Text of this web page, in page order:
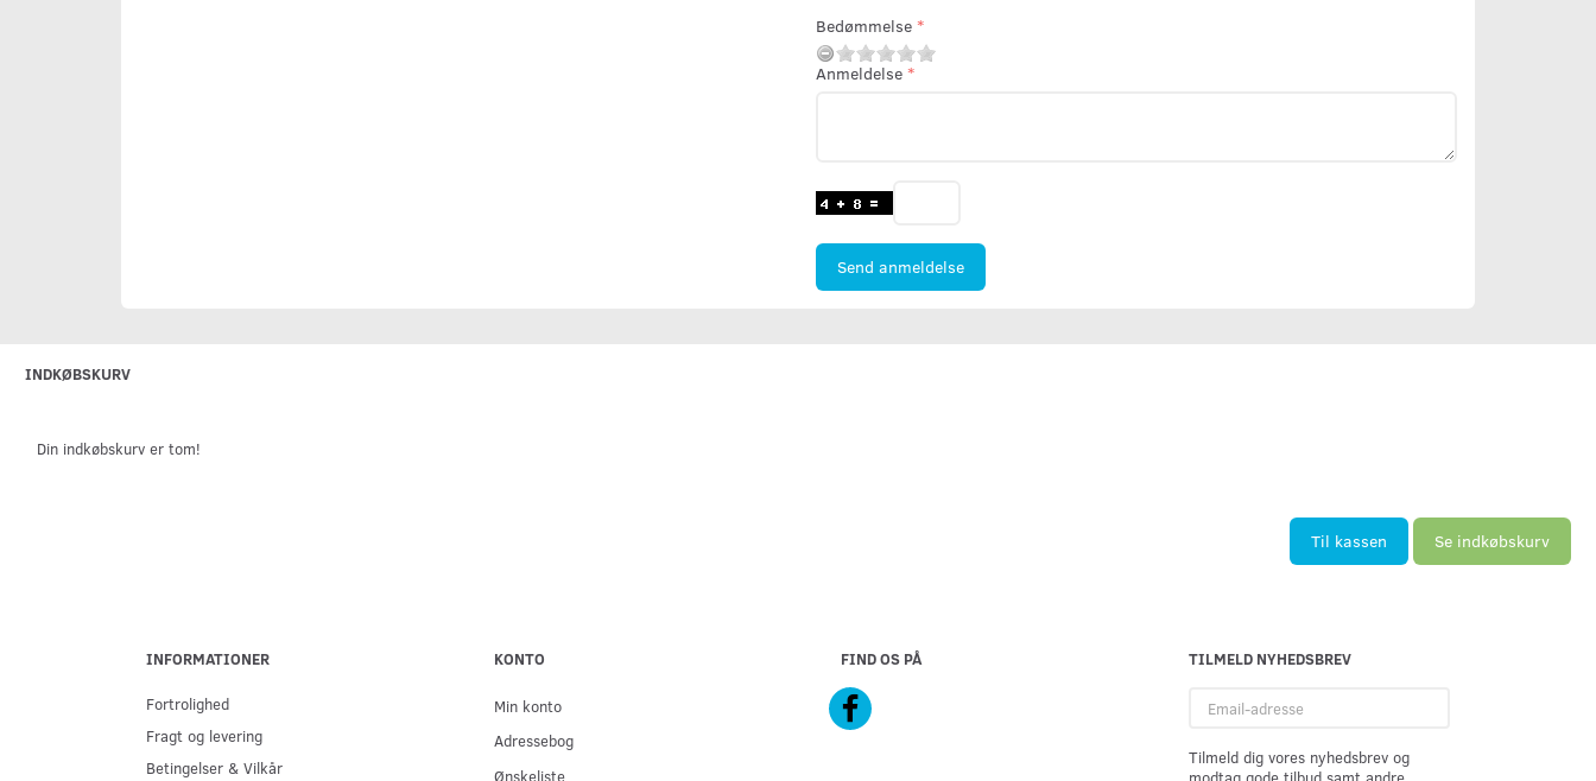
Bedømmelse
Anmeldelse
Send anmeldelse
INDKØBSKURV
Din indkøbskurv er tom!
Til kassen Se indkøbskurv
INFORMATIONER
Fortrolighed
Fragt og levering
Betingelser & Vilkår
KONTO
Min konto
Adressebog
Ønskeliste
FIND OS PÅ
TILMELD NYHEDSBREV
adresse
Tilmeld dig vores nyhedsbrev og
modtag gode tilbud samt andre